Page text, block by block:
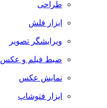
طراحی
ابزار فلش
ویرایشگر تصویر
ضبط فيلم و عكس
نمایش عکس
ابزار فتوشاپ